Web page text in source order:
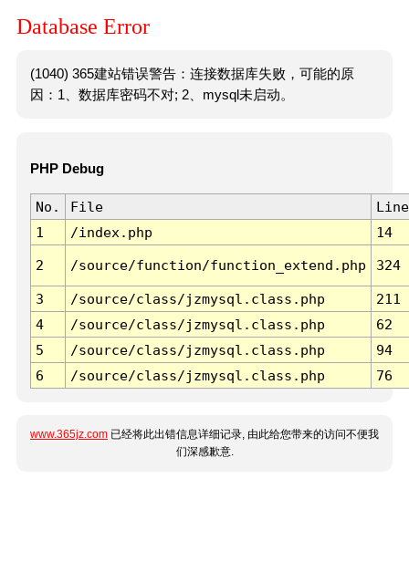
Database Error
(1040) 365建站错误警告：连接数据库失败，可能的原
因：1、数据库密码不对; 2、mysql未启动。
PHP Debug
No. File
Line
1
/index.php 14
2 /source/function/function_extend.php 324
3 /source/class/jzmysql.class.php
211
4
/source/class/jzmysql.class.php
62
5
/source/class/jzmysql.class.php
94
6
/source/class/jzmysql.class.php 76
www.365jz.com 已经将此出错信息详细记录, 由此给您带来的访问不便我
们深感歉意.